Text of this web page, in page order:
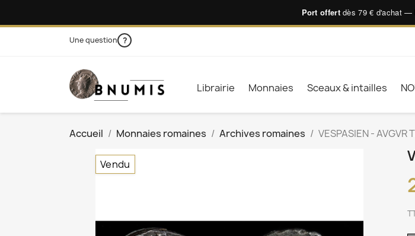
Port offertdès 79 € d'achat —
Une question ?
Librairie Monnaies Sceaux & intailles
Accueil Monnaies romaines Archives romaines VESPASIEN - AVGVR
Vendu